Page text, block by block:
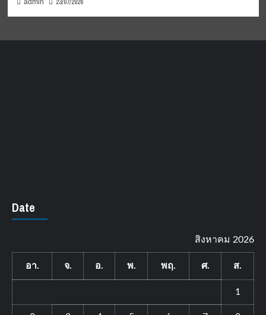
admin 23/07/2026
Date
สิงหาคม 2026
อา. จ. อ. พ. พฤ. ศ. ส.
1